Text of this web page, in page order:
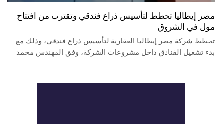
مصر إيطاليا تخطط لتأسيس ذراع فندقي وتقترب من افتتاح
مول في الشروق
تخطط شركة مصر إيطاليا العقارية لتأسيس ذراع فندقي، وذلك مع
بدء تشغيل الفنادق داخل مشروعات الشركة، وفق المهندس محمد